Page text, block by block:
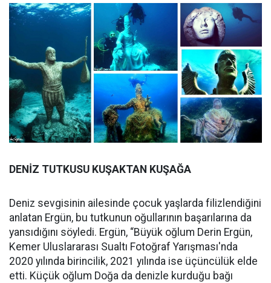
DENİZ TUTKUSU KUŞAKTAN KUŞAĞA
Deniz sevgisinin ailesinde çocuk yaşlarda filizlendiğini
anlatan Ergün, bu tutkunun oğullarının başarılarına da
yansıdığını söyledi. Ergün, “Büyük oğlum Derin Ergün,
Kemer Uluslararası Sualtı Fotoğraf Yarışması'nda
2020 yılında birincilik, 2021 yılında ise üçüncülük elde
etti. Küçük oğlum Doğa da denizle kurduğu bağı